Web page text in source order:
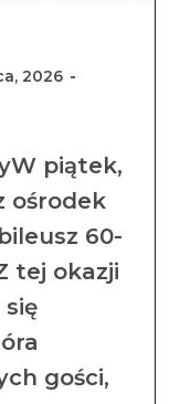
2026
piątek,
ośrodek
60-
tej okazji
gości,